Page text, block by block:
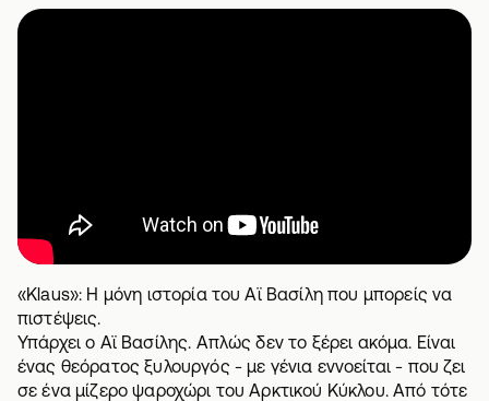
«Klaus»: Η μόνη ιστορία του Αϊ Βασίλη που μπορείς να
πιστέψεις.
Υπάρχει ο Αϊ Βασίλης. Απλώς δεν το ξέρει ακόμα. Είναι
ένας θεόρατος ξυλουργός - με γένια εννοείται - που ζει
σε ένα μίζερο ψαροχώρι του Αρκτικού Κύκλου. Από τότε